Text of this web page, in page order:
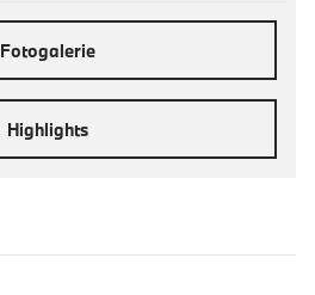
Fotogalerie
Highlights